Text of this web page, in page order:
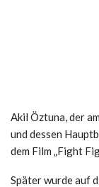
Akil Öztuna, der
und dessen
dem Film „Fight
Später wurde auf